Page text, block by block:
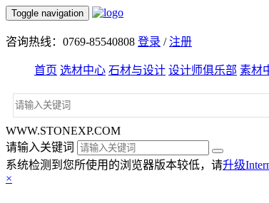
Toggle navigation
咨询热线：0769-85540808 登录 /注册
首页 选材中心 石材与设计 设计师俱乐部 素材
WWW.STONEXP.COM
请输入关键词
系统检测到您所使用的浏览器版本较低，请升级
×